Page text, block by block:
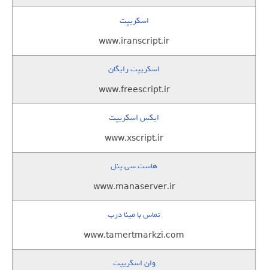
اسکریپت
www.iranscript.ir
اسکریپت رایگان
www.freescript.ir
ایکس اسکریپت
www.xscript.ir
هاست سی پنل
www.manaserver.ir
تماس با مینا درب
www.tamertmarkzi.com
وان اسکریپت